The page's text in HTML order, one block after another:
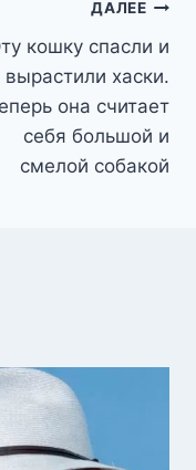
ДАЛЕЕ
кошку спасли и
вырастили хаски.
она считает
себя большой и
смелой собакой